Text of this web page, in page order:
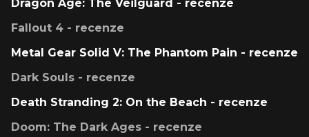
Dragon Age: The Veilguard - recenze
Fallout 4 - recenze
Metal Gear Solid V: The Phantom Pain - recenze
Dark Souls - recenze
Death Stranding 2: On the Beach - recenze
Doom: The Dark Ages - recenze